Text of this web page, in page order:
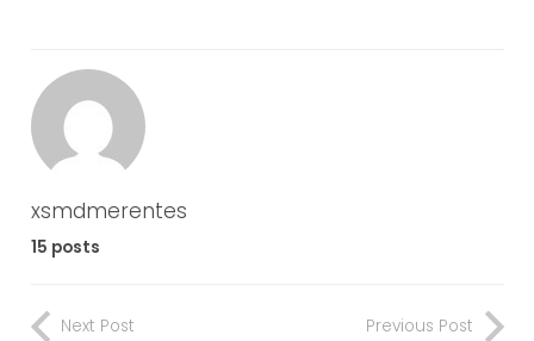
xsmdmerentes
15 posts
Next Post Previous Post